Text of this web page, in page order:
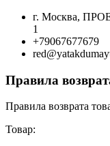
г. Москва,
1
+79067677679
Правила
Правила возврата
Товар: